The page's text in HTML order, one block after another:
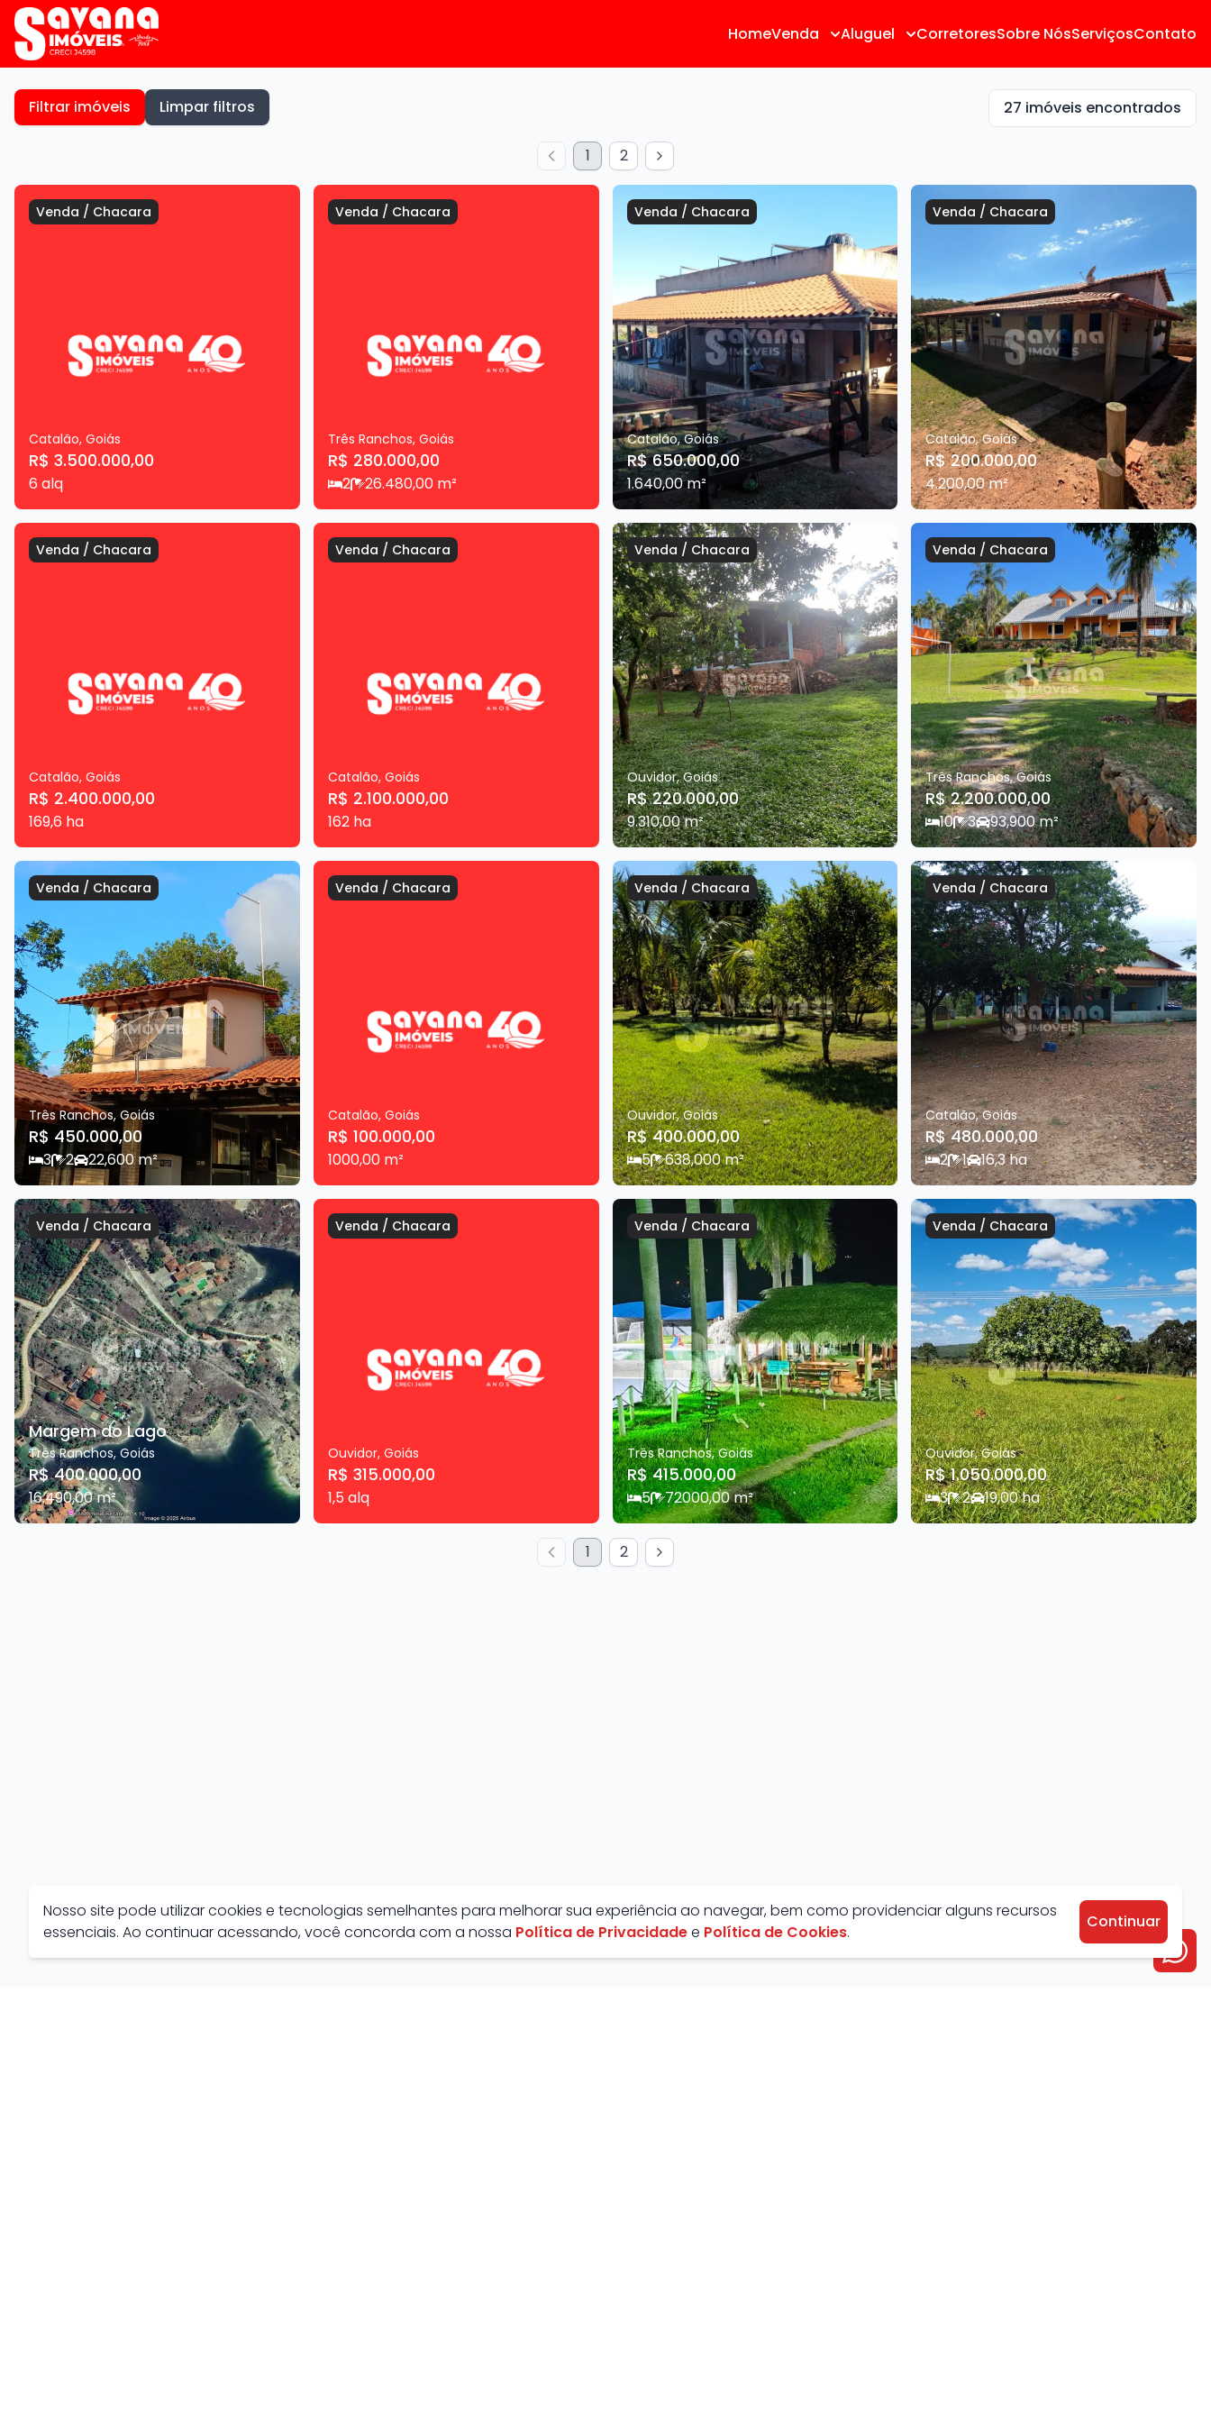
HomeVenda Aluguel CorretoresSobre NósServiçosContato
Filtrar imóveis Limpar filtros 27 imóveis encontrados
1 2
Venda / Chacara
Catalão, Goiás
R$ 3.500.000,00
6 alq
Venda / Chacara
Três Ranchos, Goiás
R$ 280.000,00
2 26.480,00 m²
Venda / Chacara
Catalão,Goiás
R$ 650.000,00
1.640,00m²
Venda / Chacara
Catalão,Goiás
R$ 200.000,00
4.200,00m²
Venda / Chacara
Catalão, Goiás
R$ 2.400.000,00
169,6 ha
Venda / Chacara
Catalão, Goiás
R$ 2.100.000,00
162 ha
Venda / Chacara
Ouvidor,Goiás
R$ 220.000,00
9.310,00m²
Venda / Chacara
Três Ranchos,Goiás
R$ 2.200.000,00
10 3 93,900m²
Venda / Chacara
Três Ranchos, Goiás
R$ 450.000,00
3 2 22,600m²
Venda / Chacara
Catalão, Goiás
R$ 100.000,00
1000,00 m²
Venda / Chacara
Ouvidor,Goiás
R$ 400.000,00
5 638,000m²
Venda / Chacara
Catalão,Goiás
R$ 480.000,00
2 1 16,3ha
Venda / Chacara
Margem do Lago
Três Ranchos,Goiás
R$ 400.000,00
16.490,00m²
Venda / Chacara
Ouvidor, Goiás
R$ 315.000,00
1,5 alq
Venda / Chacara
Três Ranchos,Goiás
R$ 415.000,00
5 72000,00m²
Venda / Chacara
Ouvidor,Goiás
R$ 1.050.000,00
3 2 19,00ha
1 2
Nosso site pode utilizar cookies e tecnologias semelhantes para melhorar sua experiência ao navegar, bem como providenciar alguns recursos
essenciais. Ao continuar acessando, você concorda com a nossa Política de Privacidadee Política de Cookies.
Continuar